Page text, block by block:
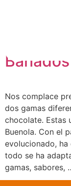
Nos complace
dos gamas
chocolate. Estas
Buenola. Con el
evolucionado,
todo se ha
gamas, sabores,